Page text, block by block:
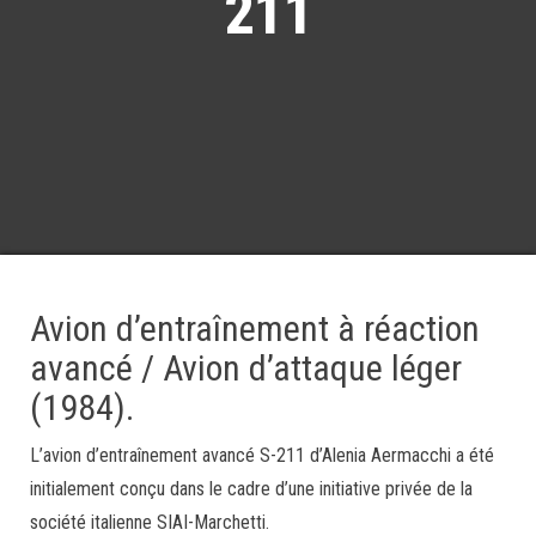
Avion d’entraînement à réaction
avancé / Avion d’attaque léger
(1984).
L’avion d’entraînement avancé S-211 d’Alenia Aermacchi a été
initialement conçu dans le cadre d’une initiative privée de la
société italienne SIAI-Marchetti.